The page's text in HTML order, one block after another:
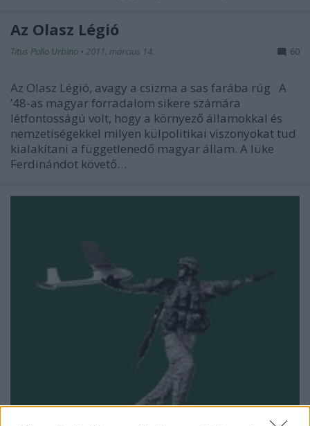
Az Olasz Légió
Titus Pullo Urbino • 2011. március 14. 60
Az Olasz Légió, avagy a csizma a sas farába rúg A
’48-as magyar forradalom sikere számára
létfontosságú volt, hogy a környező államokkal és
nemzetiségekkel milyen külpolitikai viszonyokat tud
kialakítani a függetlenedő magyar állam. A lüke
Ferdinándot követő…